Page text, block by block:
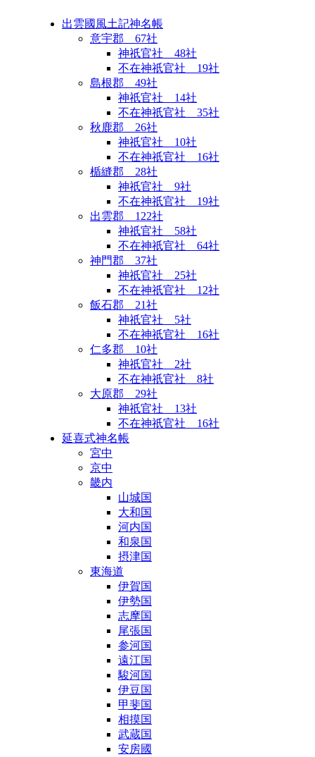
出雲國風土記神名帳
意宇郡 67社
神祇官社 48社
不在神祇官社 19社
島根郡 49社
神祇官社 14社
不在神祇官社 35社
秋鹿郡 26社
神祇官社 10社
不在神祇官社 16社
楯縫郡 28社
神祇官社 9社
不在神祇官社 19社
出雲郡 122社
神祇官社 58社
不在神祇官社 64社
神門郡 37社
神祇官社 25社
不在神祇官社 12社
飯石郡 21社
神祇官社 5社
不在神祇官社 16社
仁多郡 10社
神祇官社 2社
不在神祇官社 8社
大原郡 29社
神祇官社 13社
不在神祇官社 16社
延喜式神名帳
宮中
京中
畿内
山城国
大和国
河内国
和泉国
摂津国
東海道
伊賀国
伊勢国
志摩国
尾張国
参河国
遠江国
駿河国
伊豆国
甲斐国
相摸国
武蔵国
安房國